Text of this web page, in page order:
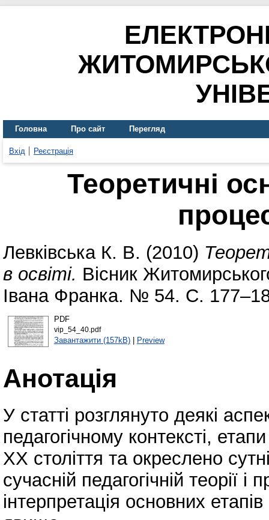
Головна Про сайт Перегляд
Вхід Реєстрація
Теоретичні
Левківська К. В. (2010)
в освіті. Вісник
Івана Франка. № 54. С.
PDF
vip_54_40.pdf
Завантажити (157kB)| Preview
Анотація
У статті розглянуто деякі
педагогічному контексті,
ХХ століття та окреслено
сучасній педагогічній теорії
інтерпретація основних етапів